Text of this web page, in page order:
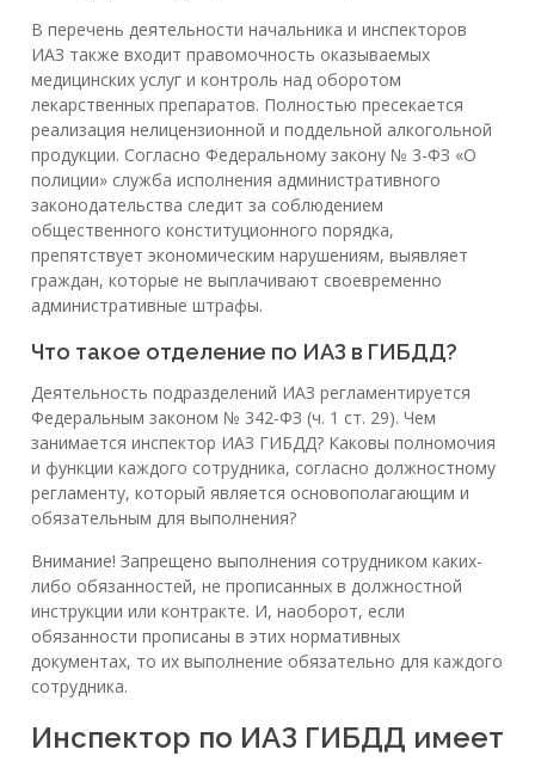
В перечень деятельности начальника и инспекторов
ИАЗ также входит правомочность оказываемых
медицинских услуг и контроль над оборотом
лекарственных препаратов. Полностью пресекается
реализация нелицензионной и поддельной алкогольной
продукции. Согласно Федеральному закону № 3-ФЗ «О
полиции» служба исполнения административного
законодательства следит за соблюдением
общественного конституционного порядка,
препятствует экономическим нарушениям, выявляет
граждан, которые не выплачивают своевременно
административные штрафы.
Что такое отделение по ИАЗ в ГИБДД?
Деятельность подразделений ИАЗ регламентируется
Федеральным законом № 342-ФЗ (ч. 1 ст. 29). Чем
занимается инспектор ИАЗ ГИБДД? Каковы полномочия
и функции каждого сотрудника, согласно должностному
регламенту, который является основополагающим и
обязательным для выполнения?
Внимание! Запрещено выполнения сотрудником каких-
либо обязанностей, не прописанных в должностной
инструкции или контракте. И, наоборот, если
обязанности прописаны в этих нормативных
документах, то их выполнение обязательно для каждого
сотрудника.
Инспектор по ИАЗ ГИБДД имеет